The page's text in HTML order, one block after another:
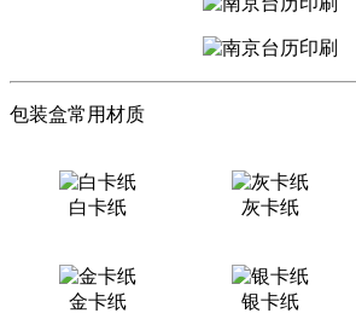
包装盒常用材质
白卡纸 灰卡纸
金卡纸 银卡纸